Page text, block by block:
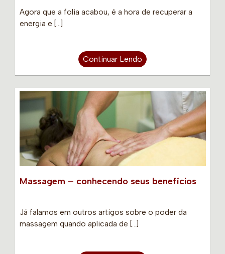
Agora que a folia acabou, é a hora de recuperar a
energia e […]
Continuar Lendo
Massagem – conhecendo seus benefícios
Já falamos em outros artigos sobre o poder da
massagem quando aplicada de […]